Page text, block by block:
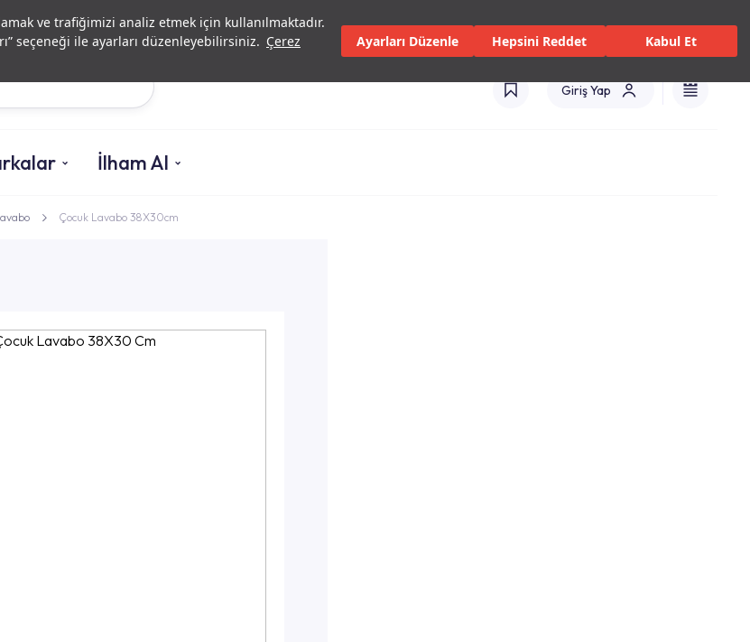
ve trafiğimizi analiz etmek için kullanılmaktadır.
seçeneği ile ayarları düzenleyebilirsiniz. Çerez
Ayarları Düzenle Hepsini Reddet Kabul Et
Yatırımcı İlişkileriYetkili Servisler ve HizmetlerMağazalarKataloglar Uluslararası(TR)
Ara Giriş Yap
İlham Al
Çocuk Lavabo 38X30cm